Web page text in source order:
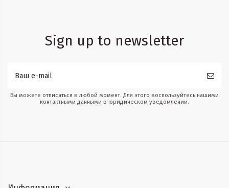
Sign up to newsletter
Вы можете отписаться в любой момент. Для этого воспользуйтесь нашими
контактными данными в юридическом уведомлении.